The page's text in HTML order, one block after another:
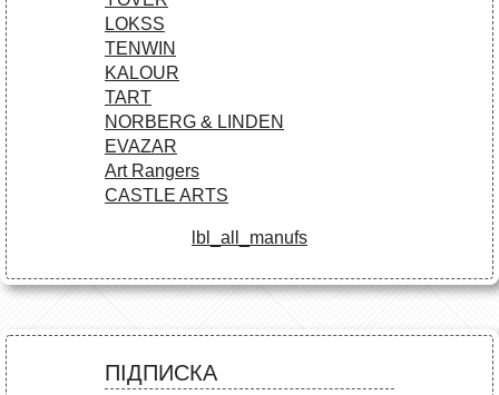
LOKSS
TENWIN
KALOUR
TART
NORBERG & LINDEN
EVAZAR
Art Rangers
CASTLE ARTS
lbl_all_manufs
ПІДПИСКА